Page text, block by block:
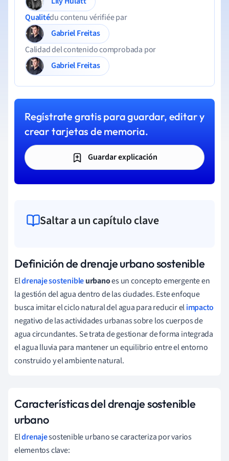
Qualitédu contenu vérifiée par
Gabriel Freitas
Calidad del contenido comprobada por
Gabriel Freitas
Regístrate gratis para guardar, editar y
crear tarjetas de memoria.
Guardar explicación
Saltar a un capítulo clave
Definición de drenaje urbano sostenible
Eldrenaje sostenibleurbanoes un concepto emergente en
la gestión del agua dentro de las ciudades. Este enfoque
busca imitar el ciclo natural del agua para reducir elimpacto
negativo de las actividades urbanas sobre los cuerpos de
agua circundantes. Se trata de gestionar de forma integrada
el agua lluvia para mantener un equilibrio entre el entorno
construido y el ambiente natural.
Características del drenaje sostenible
urbano
Eldrenajesostenible urbano se caracteriza por varios
elementos clave: